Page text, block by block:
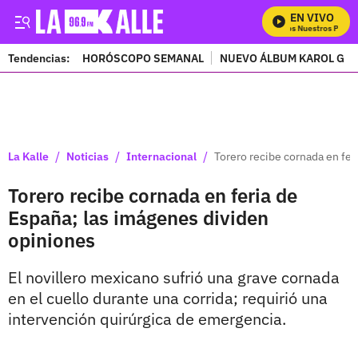
EN VIVO
Mira Todos Nuestros
Tendencias: HORÓSCOPO SEMANAL NUEVO ÁLBUM KAROL G
La Kalle / Noticias / Internacional / Torero recibe cornada en
Torero recibe cornada en feria de
España; las imágenes dividen
opiniones
El novillero mexicano sufrió una grave cornada
en el cuello durante una corrida; requirió una
intervención quirúrgica de emergencia.